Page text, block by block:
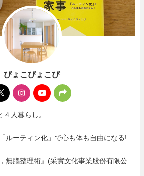
ぴょこぴょこぴ
４人暮らし。
ルーティン化」で心も体も自由になる!
無腦整理術』(采實文化事業股份有限公